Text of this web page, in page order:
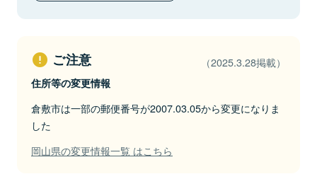
ご注意 （2025.3.28掲載）
住所等の変更情報
倉敷市は一部の郵便番号が2007.03.05から変更になりま
した
岡山県の変更情報一覧 はこちら